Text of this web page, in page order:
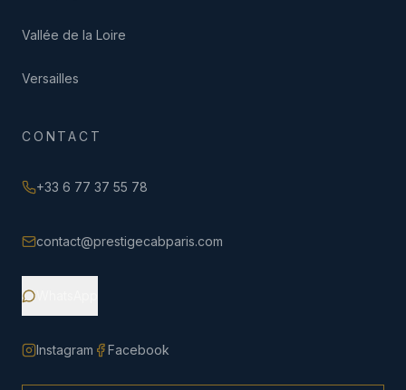
Vallée de la Loire
Versailles
CONTACT
+33 6 77 37 55 78
contact@prestigecabparis.com
Instagram Facebook